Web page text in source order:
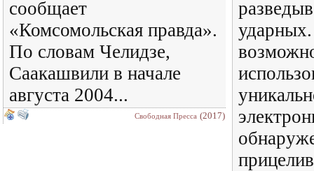
сообщает
«Комсомольская правда».
По словам Челидзе,
Саакашвили в начале
августа 2004...
Свободная Пресса (2017)